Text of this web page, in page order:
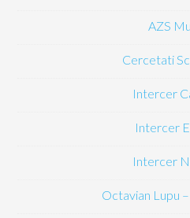
AZS
Cercetati
Intercer
Intercer
Intercer
Octavian Lupu